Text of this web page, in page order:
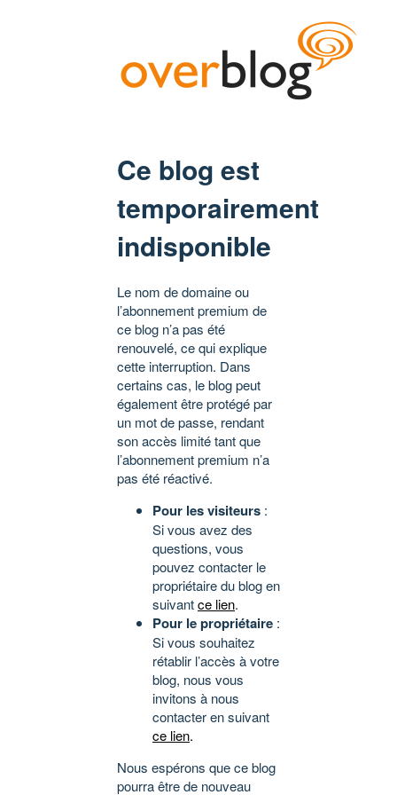
Ce blog est
temporairement
indisponible
Le nom de domaine ou
l’abonnement premium de
ce blog n’a pas été
renouvelé, ce qui explique
cette interruption. Dans
certains cas, le blog peut
également être protégé par
un mot de passe, rendant
son accès limité tant que
l’abonnement premium n’a
pas été réactivé.
Pour les visiteurs :
Si vous avez des
questions, vous
pouvez contacter le
propriétaire du blog en
suivantce lien.
Pour le propriétaire :
Si vous souhaitez
rétablir l’accès à votre
blog, nous vous
invitons à nous
contacter en suivant
ce lien.
Nous espérons que ce blog
pourra être de nouveau